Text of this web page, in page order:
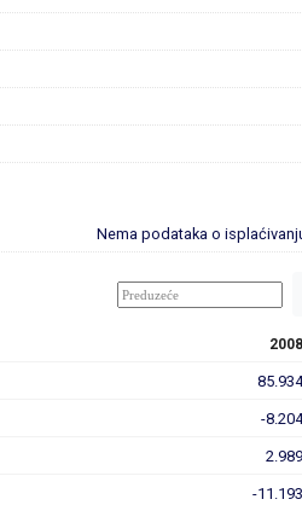
Nema podataka o
2008
85.934
-8.204
2.989
-11.193